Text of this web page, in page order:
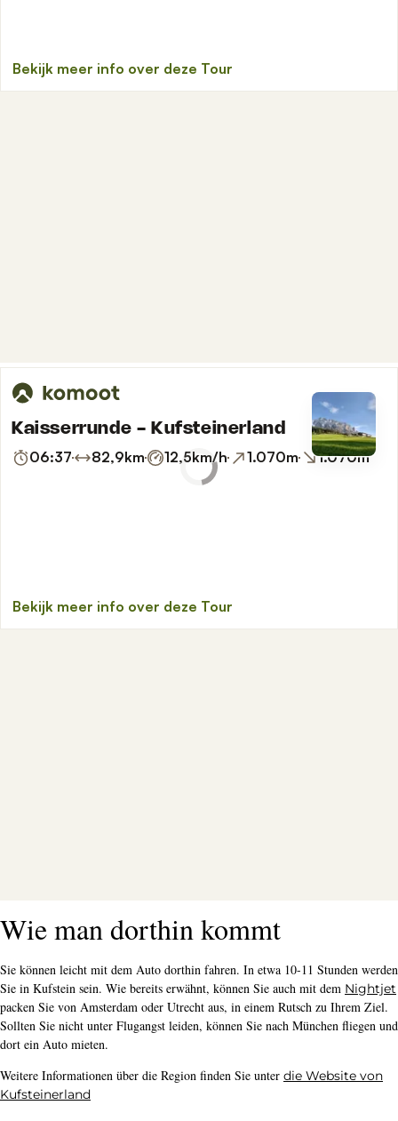
Wie man dorthin kommt
Sie können leicht mit dem Auto dorthin fahren. In etwa 10-11 Stunden werden
Sie in Kufstein sein. Wie bereits erwähnt, können Sie auch mit dem Nightjet
packen Sie von Amsterdam oder Utrecht aus, in einem Rutsch zu Ihrem Ziel.
Sollten Sie nicht unter Flugangst leiden, können Sie nach München fliegen und
dort ein Auto mieten.
Weitere Informationen über die Region finden Sie unter die Website von
Kufsteinerland